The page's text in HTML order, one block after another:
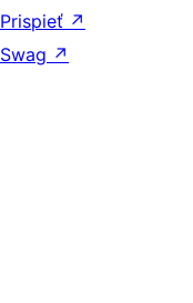
Prispieť ↗
Swag ↗